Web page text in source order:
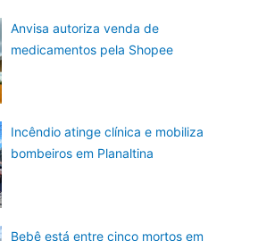
Anvisa autoriza venda de
medicamentos pela Shopee
Incêndio atinge clínica e mobiliza
bombeiros em Planaltina
Bebê está entre cinco mortos em